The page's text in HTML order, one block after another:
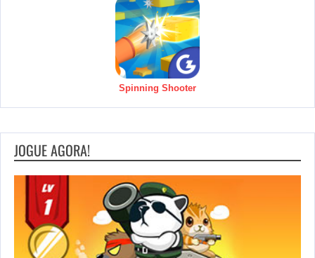
Spinning Shooter
JOGUE AGORA!